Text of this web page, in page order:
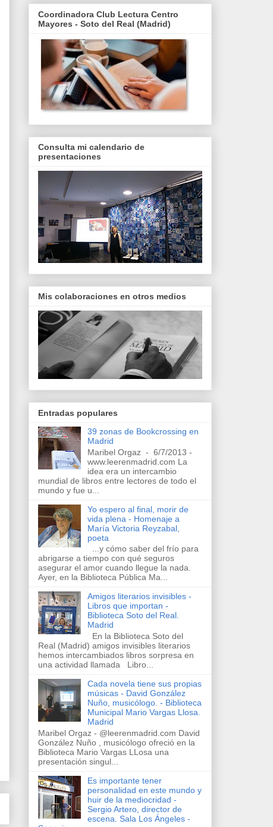
Coordinadora Club Lectura Centro
Mayores - Soto del Real (Madrid)
Consulta mi calendario de
presentaciones
Mis colaboraciones en otros medios
Entradas populares
39 zonas de Bookcrossing en
Madrid
Maribel Orgaz - 6/7/2013 -
www.leerenmadrid.com La
idea era un intercambio
mundial de libros entre lectores de todo el
mundo y fue u...
Yo espero al final, morir de
vida plena - Homenaje a
María Victoria Reyzabal,
poeta
...y cómo saber del frío para
abrigarse a tiempo con qué seguros
asegurar el amor cuando llegue la nada.
Ayer, en la Biblioteca Pública Ma...
Amigos literarios invisibles -
Libros que importan -
Biblioteca Soto del Real.
Madrid
En la Biblioteca Soto del
Real (Madrid) amigos invisibles literarios
hemos intercambiados libros sorpresa en
una actividad llamada Libro...
Cada novela tiene sus propias
músicas - David González
Nuño, musicólogo. - Biblioteca
Municipal Mario Vargas Llosa.
Madrid
Maribel Orgaz - @leerenmadrid.com David
González Nuño , musicólogo ofreció en la
Biblioteca Mario Vargas LLosa una
presentación singul...
Es importante tener
personalidad en este mundo y
huir de la mediocridad -
Sergio Artero, director de
escena. Sala Los Ángeles -